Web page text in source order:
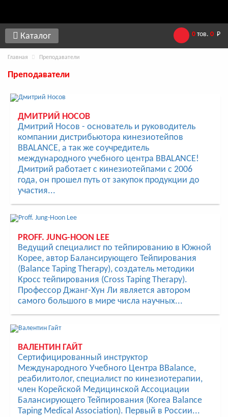
Каталог 0 тов. 0 Р
Главная Преподаватели
Преподаватели
ДМИТРИЙ НОСОВ
Дмитрий Носов - основатель и руководитель
компании дистрибьютора кинезиотейпов
BBALANCE, а так же соучредитель
международного учебного центра BBALANCE!
Дмитрий работает с кинезиотейпами с 2006
года, он прошел путь от закупок продукции до
участия...
PROFF. JUNG-HOON LEE
Ведущий специалист по тейпированию в Южной
Корее, автор Балансирующего Тейпирования
(Balance Taping Therapy), создатель методики
Кросс тейпирования (Cross Taping Therapy).
Профессор Джанг-Хун Ли является автором
самого большого в мире числа научных...
ВАЛЕНТИН ГАЙТ
Сертифицированный инструктор
Международного Учебного Центра BBalance,
реабилитолог, специалист по кинезиотерапии,
член Корейской Медицинской Ассоциации
Балансирующего Тейпирования (Korea Balance
Taping Medical Association). Первый в России...